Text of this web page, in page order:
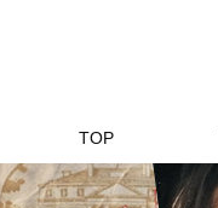
TOP